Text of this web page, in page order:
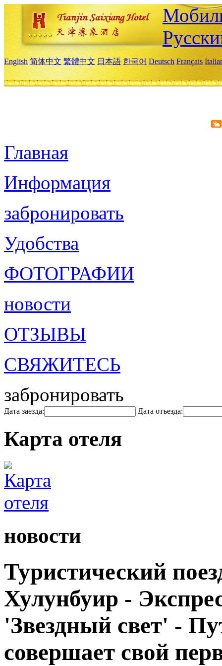
English 简体中文 繁體中文 日本語 한국어 Deutsch Français
Главная
Информация
забронировать
Удобства
ФОТОГРАФИИ
новости
ОТЗЫВЫ
СВЯЖИТЕСЬ
забронировать
Дата заезда: Дата отъезда:
Карта отеля
новости
Туристический
Хулунбуир -
'Звездный свет' -
совершает свой